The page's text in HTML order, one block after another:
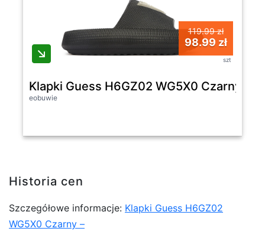
119.99 zł
98.99 zł
szt
Klapki Guess H6GZ02 WG5X0 Czarny -
eobuwie
Historia cen
Szczegółowe informacje: Klapki Guess H6GZ02
WG5X0 Czarny –